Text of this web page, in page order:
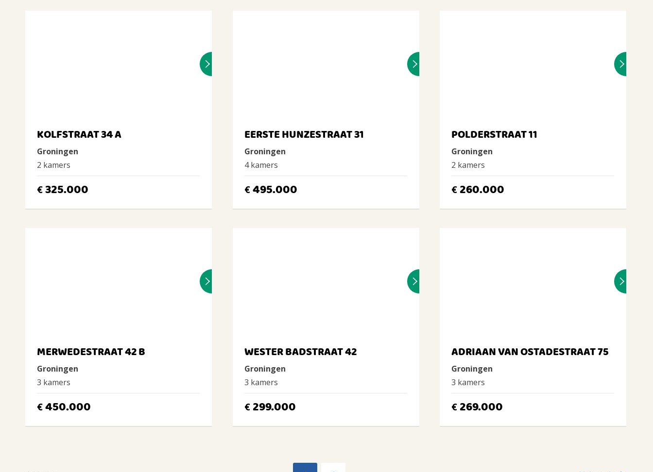
KOLFSTRAAT 34 A
Groningen
2 kamers
€325.000
EERSTE HUNZESTRAAT 31
Groningen
4 kamers
€495.000
POLDERSTRAAT 11
Groningen
2 kamers
€260.000
MERWEDESTRAAT 42 B
Groningen
3 kamers
€450.000
WESTER BADSTRAAT 42
Groningen
3 kamers
€299.000
ADRIAAN VAN OSTADESTRAAT 75
Groningen
3 kamers
€269.000